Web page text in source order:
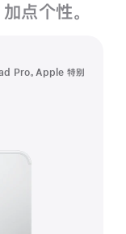
点个性。
Pro。Apple 特别